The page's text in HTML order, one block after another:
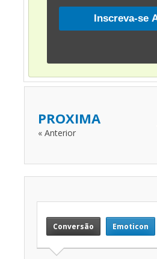
PROXIMA
« Anterior
Conversão Emoticon